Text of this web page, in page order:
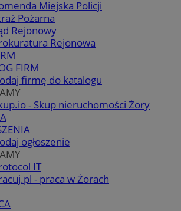
Miejska Policji
Pożarna
Rejonowy
Rejonowa
FIRM
firmę do katalogu
- Skup nieruchomości Żory
ogłoszenie
IT
- praca w Żorach